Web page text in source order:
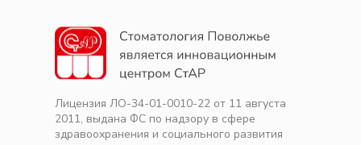
Лицензия ЛО-34-01-0010-22 от 11 августа
2011, выдана ФС по надзору в сфере
здравоохранения и социального развития